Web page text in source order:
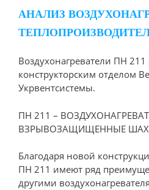
АНАЛИЗ
Воздухонагреватели ПН
конструкторским отделом
Укрвентсистемы.
ПН 211 –
ВЗРЫВОЗАЩИЩЕННЫЕ
Благодаря новой
ПН 211 имеют ряд
другими